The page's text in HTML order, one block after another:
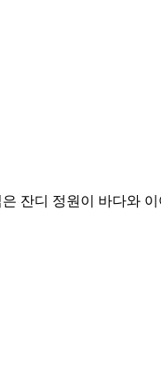
잔디 정원이 바다와